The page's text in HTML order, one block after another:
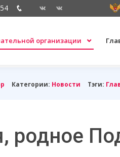
организации
Категории: Новости Тэги:
родное